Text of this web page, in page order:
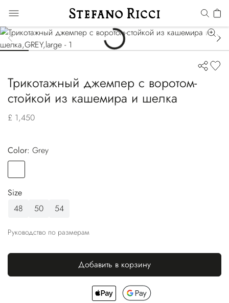
Трикотажный джемпер с воротом-
стойкой из кашемира и шелка
£ 1,450
Color:
grey
Size
48
50 54
Руководство по размерам
Добавить в корзину